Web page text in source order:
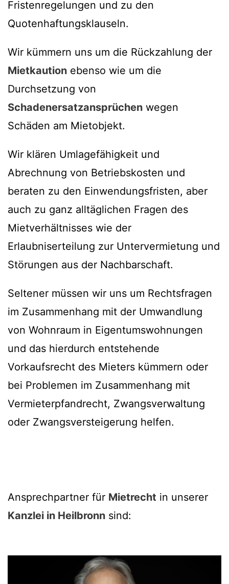
Fristenregelungen und zu den
Quotenhaftungsklauseln.
Wir kümmern uns um die Rückzahlung der
Mietkaution ebenso wie um die
Durchsetzung von
Schadenersatzansprüchen wegen
Schäden am Mietobjekt.
Wir klären Umlagefähigkeit und
Abrechnung von Betriebskosten und
beraten zu den Einwendungsfristen, aber
auch zu ganz alltäglichen Fragen des
Mietverhältnisses wie der
Erlaubniserteilung zur Untervermietung und
Störungen aus der Nachbarschaft.
Seltener müssen wir uns um Rechtsfragen
im Zusammenhang mit der Umwandlung
von Wohnraum in Eigentumswohnungen
und das hierdurch entstehende
Vorkaufsrecht des Mieters kümmern oder
bei Problemen im Zusammenhang mit
Vermieterpfandrecht, Zwangsverwaltung
oder Zwangsversteigerung helfen.
Ansprechpartner für Mietrecht in unserer
Kanzlei in Heilbronn sind: